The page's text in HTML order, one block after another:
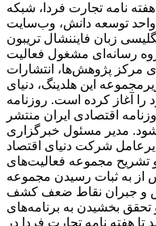
هفته ‌نامه تجارت فردا، شبکه
واحد توسعه دانش، وب‌سایت
‌زبان فایننشال تریبون
رسانه‌ای مشغول فعالیت
مرکز پژوهش‌ها، انتشارات
این هلدینگ، دنیای
فعالیت خود را آغاز کرده است. روزنامه
اقتصادی ایران منتشر
مدیر مسئول خبرگزاری
شرکت دنیای اقتصاد
تشریح مجموعه فعالیت‌های
از به ثبات رسیدن مجموعه
و جبران نقاط ضعف کشف
بخشیدن به برنامه‌های
هفته نامه تجارت فردا در